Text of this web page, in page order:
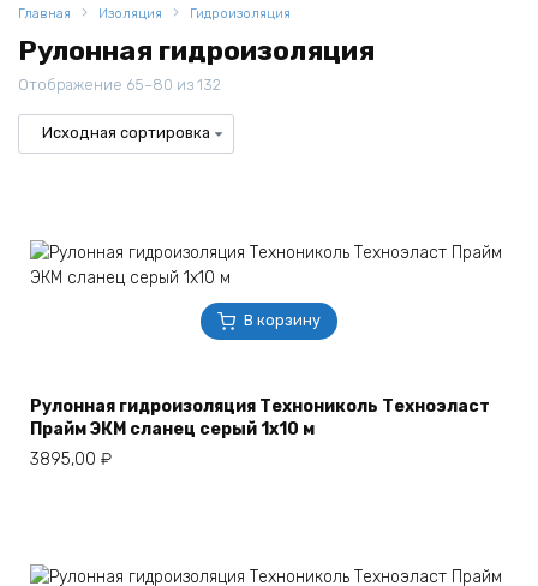
Главная Изоляция Гидроизоляция
Рулонная гидроизоляция
Отображение 65–80 из 132
В корзину
Рулонная гидроизоляция Технониколь Техноэласт
Прайм ЭКМ сланец серый 1х10 м
3895,00 ₽